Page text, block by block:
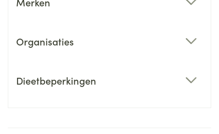
Organisaties
Dieetbeperkingen